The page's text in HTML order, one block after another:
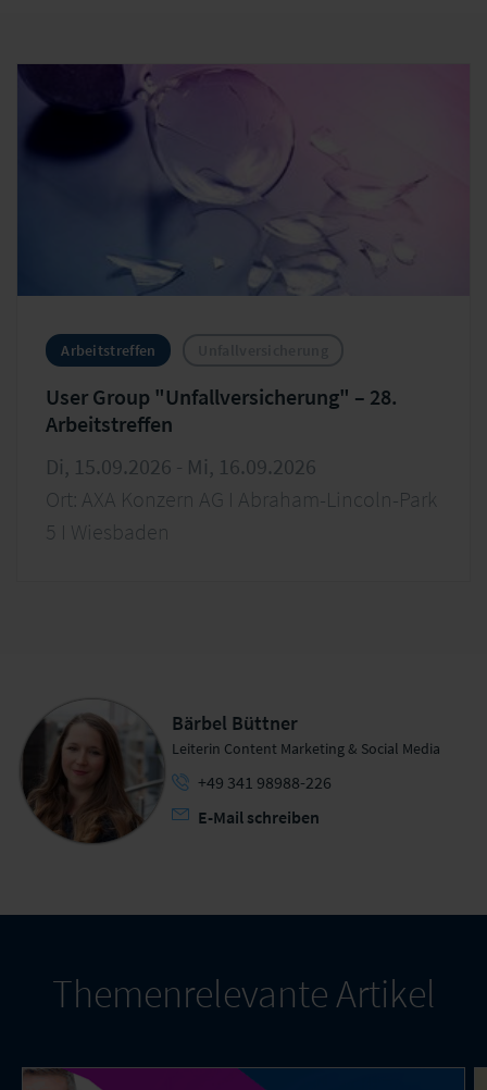
Arbeitstreffen
User Group "Unfallversicherung" – 28.
Arbeitstreffen
Di, 15.09.2026 - Mi, 16.09.2026
Ort: AXA Konzern AG I Abraham-Lincoln-Park
5 I Wiesbaden
Bärbel Büttner
Leiterin Content Marketing & Social Media
+49 341 98988-226
E-Mail schreiben
Themenrelevante Artikel